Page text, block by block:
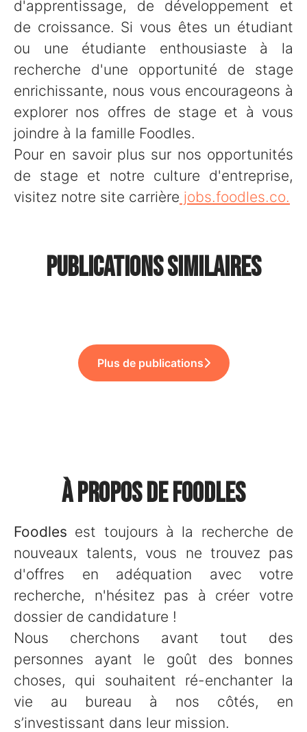
d'apprentissage, de développement et
de croissance. Si vous êtes un étudiant
ou une étudiante enthousiaste à la
recherche d'une opportunité de stage
enrichissante, nous vous encourageons à
explorer nos offres de stage et à vous
joindre à la famille Foodles.
Pour en savoir plus sur nos opportunités
de stage et notre culture d'entreprise,
visitez notre site carrière jobs.foodles.co.
Publications similaires
🏆 Foodles primé pour son
🌱 Bingo RSE : un challenge
annuel… et une soirée au
📸 Un nouveau shooting
Plus de publications
À propos de Foodles
Foodles est toujours à la recherche de
nouveaux talents, vous ne trouvez pas
d'offres en adéquation avec votre
recherche, n'hésitez pas à créer votre
dossier de candidature !
Nous cherchons avant tout des
personnes ayant le goût des bonnes
choses, qui souhaitent ré-enchanter la
vie au bureau à nos côtés, en
s’investissant dans leur mission.